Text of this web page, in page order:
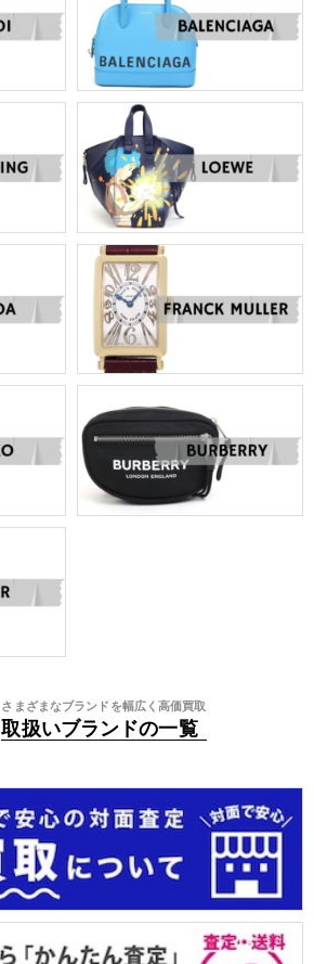
さまざまなブランドを幅広く高価買取
取扱いブランドの一覧